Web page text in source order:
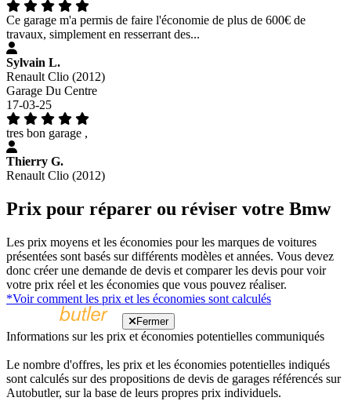
Ce garage m'a permis de faire l'économie de plus de 600€ de
travaux, simplement en resserrant des...
Sylvain L.
Renault Clio (2012)
Garage Du Centre
17-03-25
tres bon garage ,
Thierry G.
Renault Clio (2012)
Prix pour réparer ou réviser votre Bmw
Les prix moyens et les économies pour les marques de voitures
présentées sont basés sur différents modèles et années. Vous devez
donc créer une demande de devis et comparer les devis pour voir
votre prix réel et les économies que vous pouvez réaliser.
*Voir comment les prix et les économies sont calculés
Fermer
Informations sur les prix et économies potentielles communiqués
Le nombre d'offres, les prix et les économies potentielles indiqués
sont calculés sur des propositions de devis de garages référencés sur
Autobutler, sur la base de leurs propres prix individuels.